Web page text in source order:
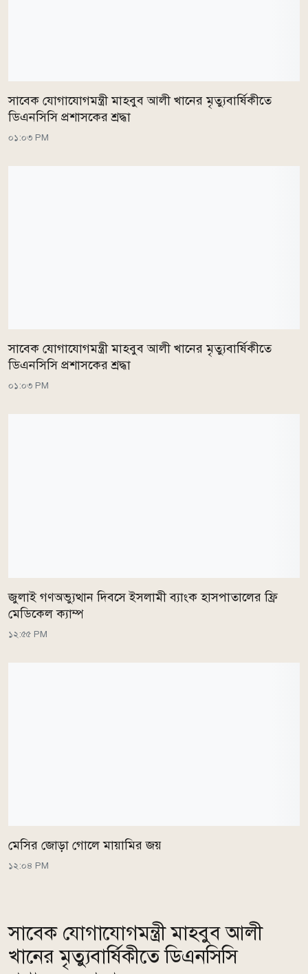
সাবেক যোগাযোগমন্ত্রী মাহবুব আলী খানের মৃত্যুবার্ষিকীতে
ডিএনসিসি প্রশাসকের শ্রদ্ধা
০১:০৩ PM
সাবেক যোগাযোগমন্ত্রী মাহবুব আলী খানের মৃত্যুবার্ষিকীতে
ডিএনসিসি প্রশাসকের শ্রদ্ধা
০১:০৩ PM
জুলাই গণঅভ্যুত্থান দিবসে ইসলামী ব্যাংক হাসপাতালের ফ্রি
মেডিকেল ক্যাম্প
১২:৫৫ PM
মেসির জোড়া গোলে মায়ামির জয়
১২:০৪ PM
সাবেক যোগাযোগমন্ত্রী মাহবুব আলী
খানের মৃত্যুবার্ষিকীতে ডিএনসিসি